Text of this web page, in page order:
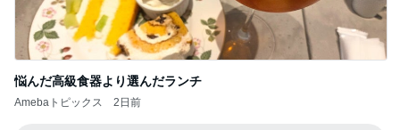
悩んだ高級食器より選んだランチ
Amebaトピックス 2日前